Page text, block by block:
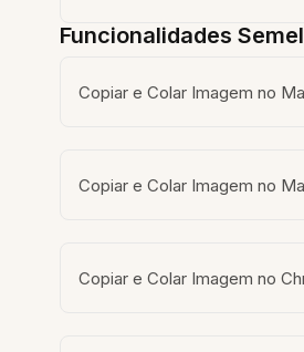
Funcionalidades
Copiar e Colar Imagem no
Copiar e Colar Imagem no
Copiar e Colar Imagem no